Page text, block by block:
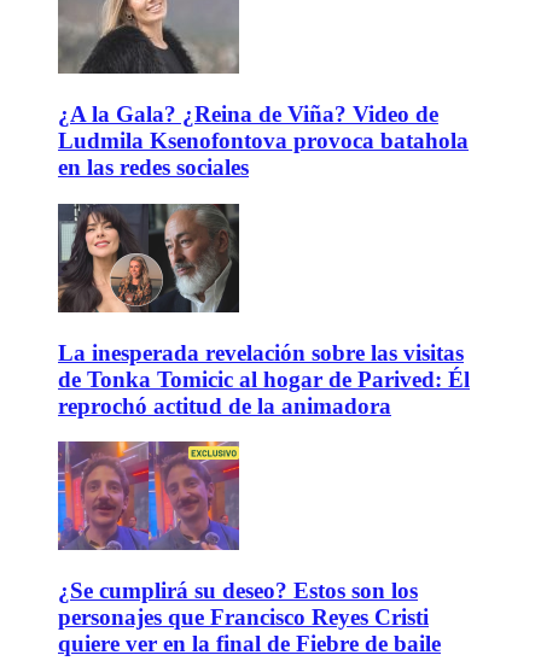
¿A la Gala? ¿Reina de Viña? Video de
Ludmila Ksenofontova provoca batahola
en las redes sociales
La inesperada revelación sobre las visitas
de Tonka Tomicic al hogar de Parived: Él
reprochó actitud de la animadora
¿Se cumplirá su deseo? Estos son los
personajes que Francisco Reyes Cristi
quiere ver en la final de Fiebre de baile